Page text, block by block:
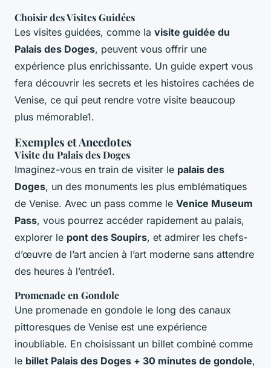
Choisir des Visites Guidées
Les visites guidées, comme la visite guidée du
Palais des Doges, peuvent vous offrir une
expérience plus enrichissante. Un guide expert vous
fera découvrir les secrets et les histoires cachées de
Venise, ce qui peut rendre votre visite beaucoup
plus mémorable1.
Exemples et Anecdotes
Visite du Palais des Doges
Imaginez-vous en train de visiter le palais des
Doges, un des monuments les plus emblématiques
de Venise. Avec un pass comme le Venice Museum
Pass, vous pourrez accéder rapidement au palais,
explorer le pont des Soupirs, et admirer les chefs-
d’œuvre de l’art ancien à l’art moderne sans attendre
des heures à l’entrée1.
Promenade en Gondole
Une promenade en gondole le long des canaux
pittoresques de Venise est une expérience
inoubliable. En choisissant un billet combiné comme
le billet Palais des Doges + 30 minutes de gondole,